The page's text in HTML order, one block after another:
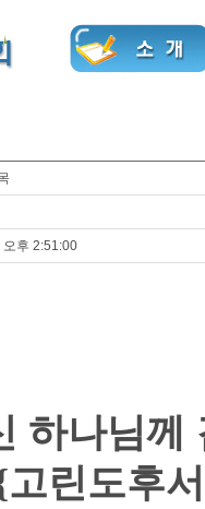
후 2:51:00
하나님께
고린도후